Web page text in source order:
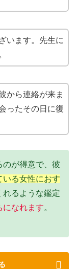
います。先生に
から連絡が来ま
ったその日に復
のが得意で、彼
いる女性におす
れるような鑑定
になれます。